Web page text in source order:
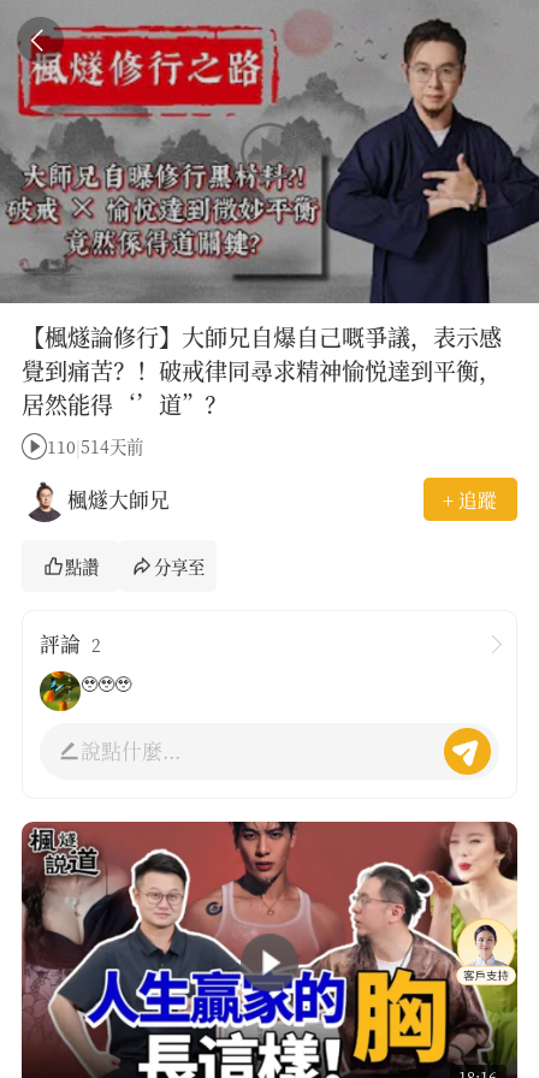
【楓燧論修行】大師兄自爆自己嘅爭議，表示感
覺到痛苦？！破戒律同尋求精神愉悦達到平衡，
居然能得‘’道”？
110 |514天前
楓燧大師兄 + 追蹤
點讚 分享至
評論 2
🥹🥹🥹
說點什麼...